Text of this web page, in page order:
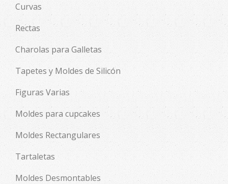
Curvas
Rectas
Charolas para Galletas
Tapetes y Moldes de Silicón
Figuras Varias
Moldes para cupcakes
Moldes Rectangulares
Tartaletas
Moldes Desmontables